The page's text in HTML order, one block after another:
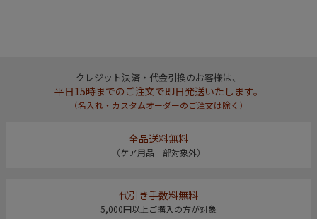
クレジット決済・代金引換のお客様は、
平日15時までのご注文で即日発送いたします。
（名入れ・カスタムオーダーのご注文は除く）
全品送料無料
（ケア用品一部対象外）
代引き手数料無料
5,000円以上ご購入の方が対象